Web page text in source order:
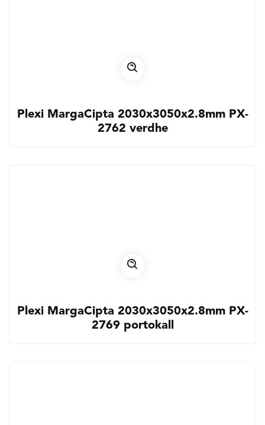
Plexi MargaCipta 2030x3050x2.8mm PX-
2762 verdhe
Plexi MargaCipta 2030x3050x2.8mm PX-
2769 portokall